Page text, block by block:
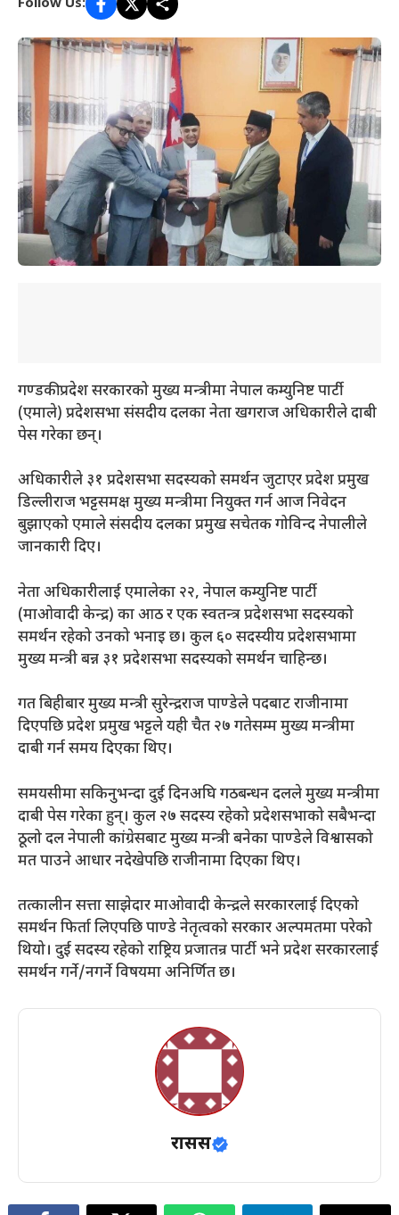
Follow Us:
गण्डकी प्रदेश सरकारको मुख्य मन्त्रीमा नेपाल कम्युनिष्ट पार्टी
(एमाले) प्रदेशसभा संसदीय दलका नेता खगराज अधिकारीले दाबी
पेस गरेका छन्।
अधिकारीले ३१ प्रदेशसभा सदस्यको समर्थन जुटाएर प्रदेश प्रमुख
डिल्लीराज भट्टसमक्ष मुख्य मन्त्रीमा नियुक्त गर्न आज निवेदन
बुझाएको एमाले संसदीय दलका प्रमुख सचेतक गोविन्द नेपालीले
जानकारी दिए।
नेता अधिकारीलाई एमालेका २२, नेपाल कम्युनिष्ट पार्टी
(माओवादी केन्द्र) का आठ र एक स्वतन्त्र प्रदेशसभा सदस्यको
समर्थन रहेको उनको भनाइ छ। कुल ६० सदस्यीय प्रदेशसभामा
मुख्य मन्त्री बन्न ३१ प्रदेशसभा सदस्यको समर्थन चाहिन्छ।
गत बिहीबार मुख्य मन्त्री सुरेन्द्रराज पाण्डेले पदबाट राजीनामा
दिएपछि प्रदेश प्रमुख भट्टले यही चैत २७ गतेसम्म मुख्य मन्त्रीमा
दाबी गर्न समय दिएका थिए।
समयसीमा सकिनुभन्दा दुई दिनअघि गठबन्धन दलले मुख्य मन्त्रीमा
दाबी पेस गरेका हुन्। कुल २७ सदस्य रहेको प्रदेशसभाको सबैभन्दा
ठूलो दल नेपाली कांग्रेसबाट मुख्य मन्त्री बनेका पाण्डेले विश्वासको
मत पाउने आधार नदेखेपछि राजीनामा दिएका थिए।
तत्कालीन सत्ता साझेदार माओवादी केन्द्रले सरकारलाई दिएको
समर्थन फिर्ता लिएपछि पाण्डे नेतृत्वको सरकार अल्पमतमा परेको
थियो। दुई सदस्य रहेको राष्ट्रिय प्रजातन्र पार्टी भने प्रदेश सरकारलाई
समर्थन गर्ने/नगर्ने विषयमा अनिर्णित छ।
रासस